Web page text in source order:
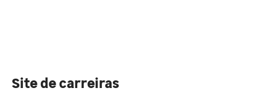
Site de carreiras